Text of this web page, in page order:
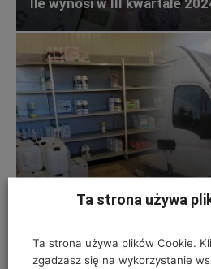
Złodzieje okradli sklep
Ta strona używa
Ta strona używa plików Cookie.
zgadzasz się na wykorzystanie